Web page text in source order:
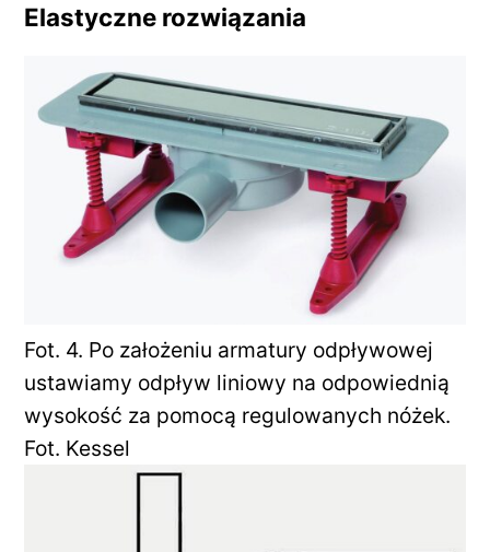
Elastyczne rozwiązania
Fot. 4. Po założeniu armatury odpływowej
ustawiamy odpływ liniowy na odpowiednią
wysokość za pomocą regulowanych nóżek.
Fot. Kessel